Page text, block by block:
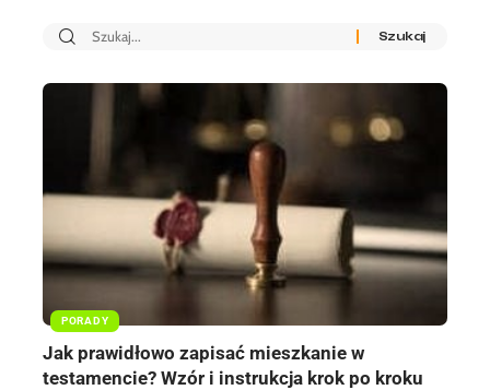
PORADY
Jak prawidłowo zapisać mieszkanie w
testamencie? Wzór i instrukcja krok po kroku